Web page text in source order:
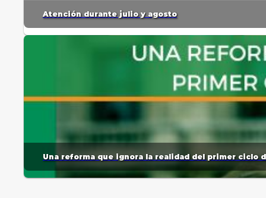
Atención durante julio y agosto
Una reforma que ignora la realidad del primer ciclo